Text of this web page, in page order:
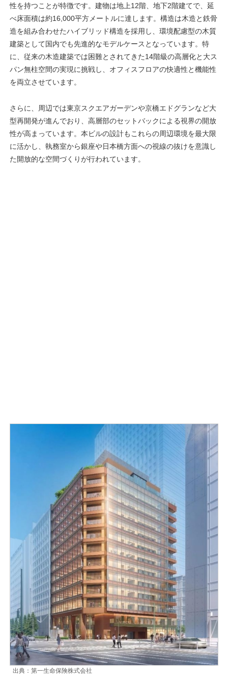
性を持つことが特徴です。建物は地上12階、地下2階建てで、延
べ床面積は約16,000平方メートルに達します。構造は木造と鉄骨
造を組み合わせたハイブリッド構造を採用し、環境配慮型の木質
建築として国内でも先進的なモデルケースとなっています。特
に、従来の木造建築では困難とされてきた14階級の高層化と大ス
パン無柱空間の実現に挑戦し、オフィスフロアの快適性と機能性
を両立させています。
さらに、周辺では東京スクエアガーデンや京橋エドグランなど大
型再開発が進んでおり、高層部のセットバックによる視界の開放
性が高まっています。本ビルの設計もこれらの周辺環境を最大限
に活かし、執務室から銀座や日本橋方面への視線の抜けを意識し
た開放的な空間づくりが行われています。
出典：第一生命保険株式会社